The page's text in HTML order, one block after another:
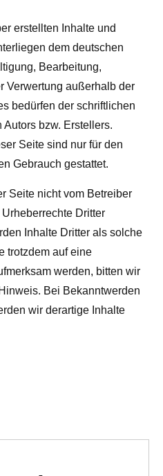
erstellten Inhalte und
dem deutschen
Bearbeitung,
Verwertung außerhalb der
bedürfen der schriftlichen
bzw. Erstellers.
Seite sind nur für den
Gebrauch gestattet.
Seite nicht vom Betreiber
Dritter
Inhalte Dritter als solche
trotzdem auf eine
werden, bitten wir
Bei Bekanntwerden
wir derartige Inhalte